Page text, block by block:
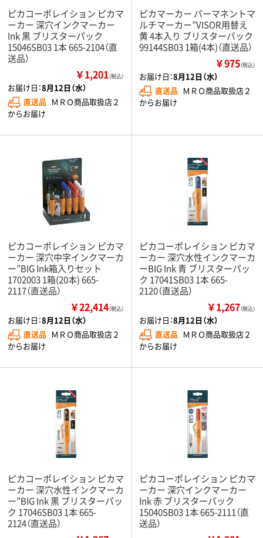
ピカコーポレイション ピカマ
ーカー 深穴インクマーカー
Ink 黒 ブリスターパック
15046SB03 1本 665-2104（直
送品）
￥1,201（税込）
お届け日：8月12日（水）
直送品 ＭＲＯ商品取扱店２
からお届け
ピカマーカー パーマネントマ
ルチマーカー”VISOR用替え
黄 4本入り ブリスターパック
99144SB03 1箱(4本)（直送品）
￥975（税込）
お届け日：8月12日（水）
直送品 ＭＲＯ商品取扱店２
からお届け
ピカコーポレイション ピカマ
ーカー 深穴中字インクマーカ
ー”BIG Ink箱入りセット
1702003 1箱(20本) 665-
2117（直送品）
￥22,414（税込）
お届け日：8月12日（水）
直送品 ＭＲＯ商品取扱店２
からお届け
ピカコーポレイション ピカマ
ーカー 深穴水性インクマーカ
ーBIG Ink 青 ブリスターパッ
ク 17041SB03 1本 665-
2120（直送品）
￥1,267（税込）
お届け日：8月12日（水）
直送品 ＭＲＯ商品取扱店２
からお届け
ピカコーポレイション ピカマ
ーカー 深穴水性インクマーカ
ー”BIG Ink 黒 ブリスターパッ
ク 17046SB03 1本 665-
2124（直送品）
ピカコーポレイション ピカマ
ーカー 深穴インクマーカー
Ink 赤 ブリスターパック
15040SB03 1本 665-2111（直
送品）